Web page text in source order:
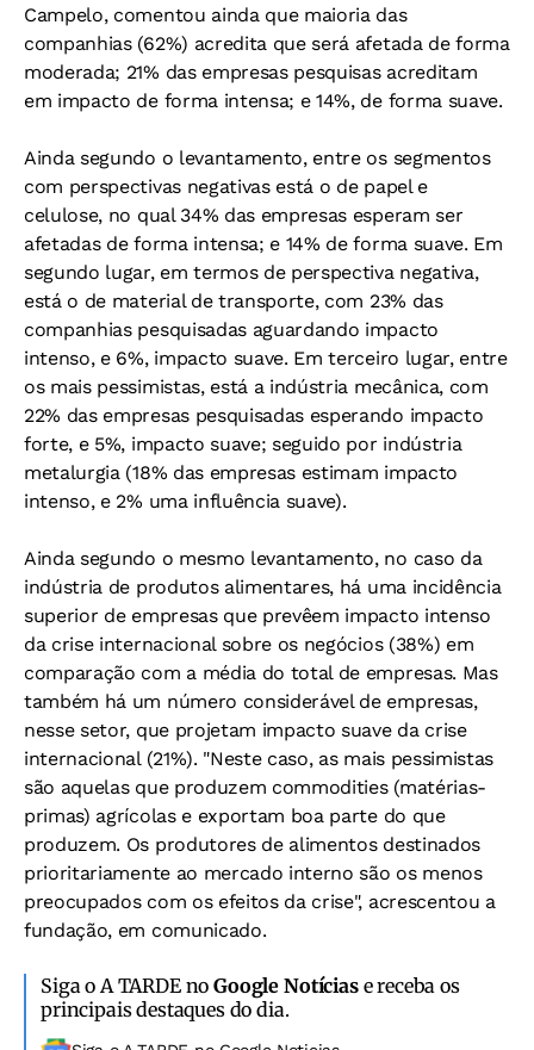
Campelo, comentou ainda que maioria das
companhias (62%) acredita que será afetada de forma
moderada; 21% das empresas pesquisas acreditam
em impacto de forma intensa; e 14%, de forma suave.
Ainda segundo o levantamento, entre os segmentos
com perspectivas negativas está o de papel e
celulose, no qual 34% das empresas esperam ser
afetadas de forma intensa; e 14% de forma suave. Em
segundo lugar, em termos de perspectiva negativa,
está o de material de transporte, com 23% das
companhias pesquisadas aguardando impacto
intenso, e 6%, impacto suave. Em terceiro lugar, entre
os mais pessimistas, está a indústria mecânica, com
22% das empresas pesquisadas esperando impacto
forte, e 5%, impacto suave; seguido por indústria
metalurgia (18% das empresas estimam impacto
intenso, e 2% uma influência suave).
Ainda segundo o mesmo levantamento, no caso da
indústria de produtos alimentares, há uma incidência
superior de empresas que prevêem impacto intenso
da crise internacional sobre os negócios (38%) em
comparação com a média do total de empresas. Mas
também há um número considerável de empresas,
nesse setor, que projetam impacto suave da crise
internacional (21%). "Neste caso, as mais pessimistas
são aquelas que produzem commodities (matérias-
primas) agrícolas e exportam boa parte do que
produzem. Os produtores de alimentos destinados
prioritariamente ao mercado interno são os menos
preocupados com os efeitos da crise", acrescentou a
fundação, em comunicado.
Siga o A TARDE noGoogle Notíciase receba os
principais destaques do dia.